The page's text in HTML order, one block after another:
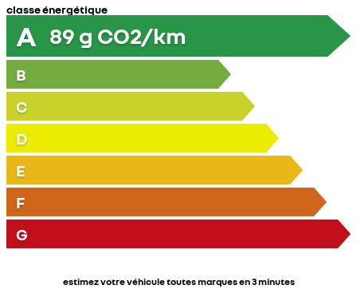
classe énergétique
A 89 g CO2/km
B
C
D
E
F
G
estimez votre véhicule toutes marques en 3 minutes